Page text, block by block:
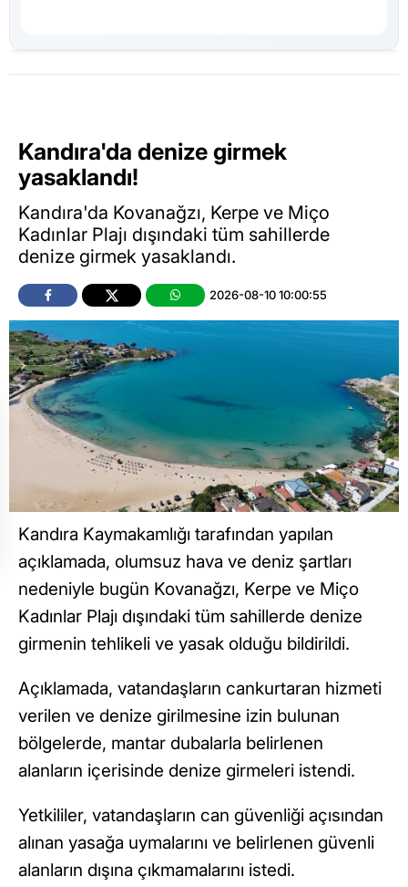
Kandıra'da denize girmek
yasaklandı!
Kandıra'da Kovanağzı, Kerpe ve Miço
Kadınlar Plajı dışındaki tüm sahillerde
denize girmek yasaklandı.
2026-08-10 10:00:55
Kandıra Kaymakamlığı tarafından yapılan
açıklamada, olumsuz hava ve deniz şartları
nedeniyle bugün Kovanağzı, Kerpe ve Miço
Kadınlar Plajı dışındaki tüm sahillerde denize
girmenin tehlikeli ve yasak olduğu bildirildi.
Açıklamada, vatandaşların cankurtaran hizmeti
verilen ve denize girilmesine izin bulunan
bölgelerde, mantar dubalarla belirlenen
alanların içerisinde denize girmeleri istendi.
Yetkililer, vatandaşların can güvenliği açısından
alınan yasağa uymalarını ve belirlenen güvenli
alanların dışına çıkmamalarını istedi.